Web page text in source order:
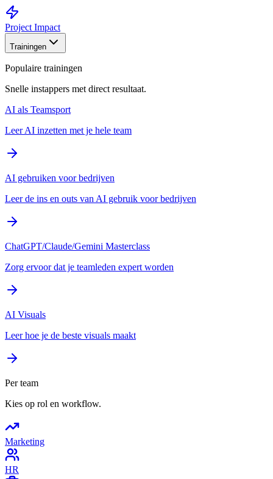
Project Impact
Trainingen
Populaire trainingen
Snelle instappers met direct resultaat.
AI als Teamsport
Leer AI inzetten met je hele team
AI gebruiken voor bedrijven
Leer de ins en outs van AI gebruik voor bedrijven
ChatGPT/Claude/Gemini Masterclass
Zorg ervoor dat je teamleden expert worden
AI Visuals
Leer hoe je de beste visuals maakt
Per team
Kies op rol en workflow.
Marketing
HR